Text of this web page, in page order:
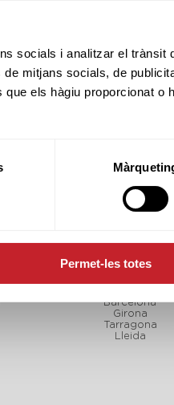
socials i analitzar el trànsit
mitjans socials, de
els hàgiu proporcionat o
Permet-les totes
MYR B&G CAD INF
ALV BNJ
Barcelona
Girona
Tarragona
Lleida